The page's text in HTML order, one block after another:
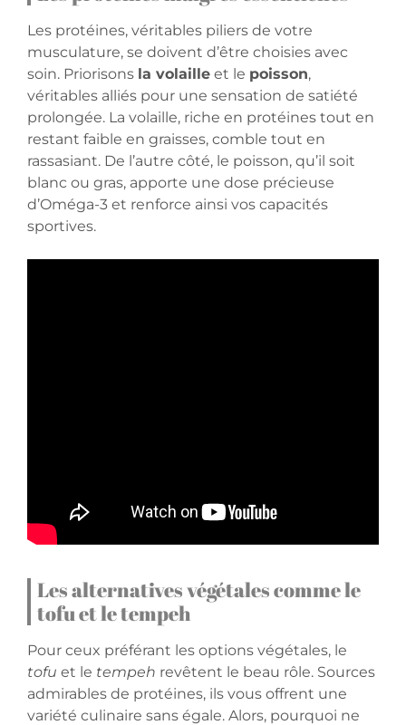
Les protéines, véritables piliers de votre
musculature, se doivent d’être choisies avec
soin. Priorisons la volaille et le poisson,
véritables alliés pour une sensation de satiété
prolongée. La volaille, riche en protéines tout en
restant faible en graisses, comble tout en
rassasiant. De l’autre côté, le poisson, qu’il soit
blanc ou gras, apporte une dose précieuse
d’Oméga-3 et renforce ainsi vos capacités
sportives.
Les alternatives végétales comme le
tofu et le tempeh
Pour ceux préférant les options végétales, le
tofu et le tempeh revêtent le beau rôle. Sources
admirables de protéines, ils vous offrent une
variété culinaire sans égale. Alors, pourquoi ne